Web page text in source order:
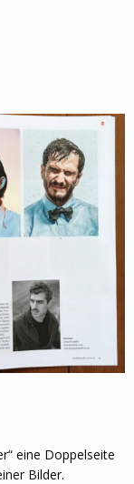
eine Doppelseite
Bilder.